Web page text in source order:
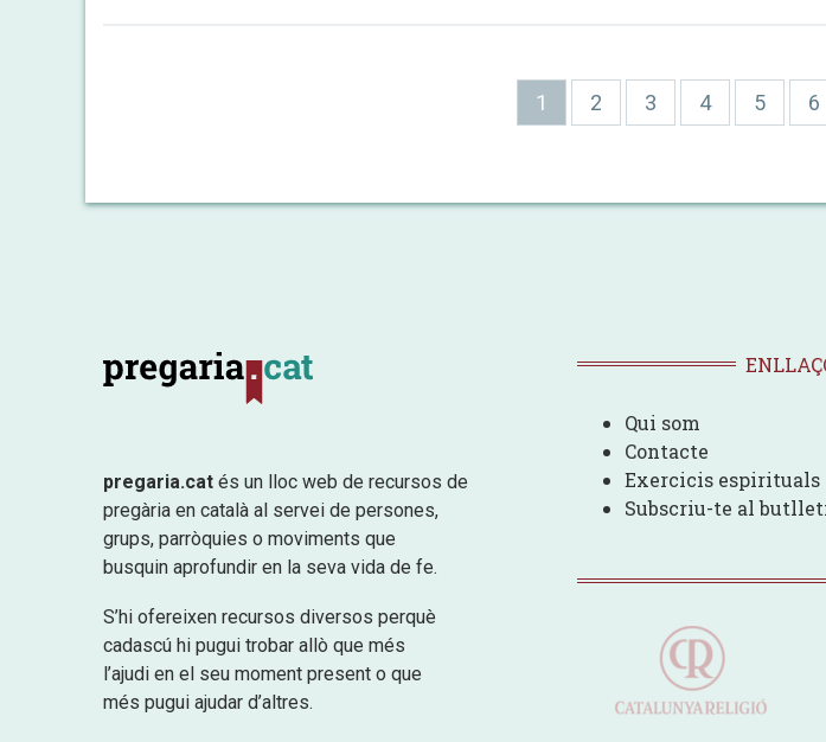
Pàgina
1 Pàgina
2 Pàgina
3 Pàgina
4 Pàgina
5 6
pregaria.cat és un lloc web de recursos de
pregària en català al servei de persones,
grups, parròquies o moviments que
busquin aprofundir en la seva vida de fe.
S’hi ofereixen recursos diversos perquè
cadascú hi pugui trobar allò que més
l’ajudi en el seu moment present o que
més pugui ajudar d’altres.
Qui som
Contacte
Exercicis espirituals
Subscriu-te al